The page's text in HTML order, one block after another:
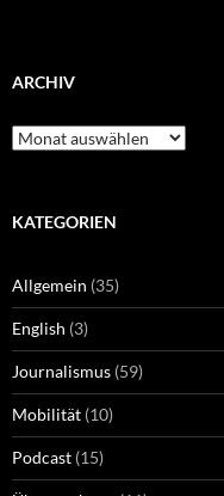
ARCHIV
Archiv
KATEGORIEN
Allgemein (35)
English (3)
Journalismus (59)
Mobilität (10)
Podcast (15)